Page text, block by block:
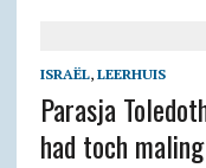
ISRAËL, LEERHUIS
Parasja
had toch